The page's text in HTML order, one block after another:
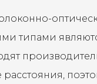
типами